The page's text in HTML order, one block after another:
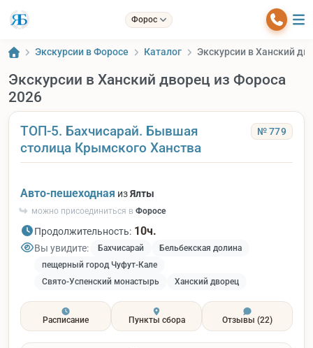
Форос
Экскурсии в Форосе Каталог Экскурсии в Ханский
Экскурсии в Ханский дворец из Фороса
2026
ТОП-5. Бахчисарай. Бывшая
столица Крымского Ханства
№ 779
Авто-пешеходная изЯлты
можно присоединиться в Форосе
Продолжительность: 10ч.
Вы увидите: Бахчисарай
Бельбекская долина
пещерный город Чуфут-Кале
Свято-Успенский монастырь
Ханский дворец
Расписание Пункты сбора Отзывы (22)